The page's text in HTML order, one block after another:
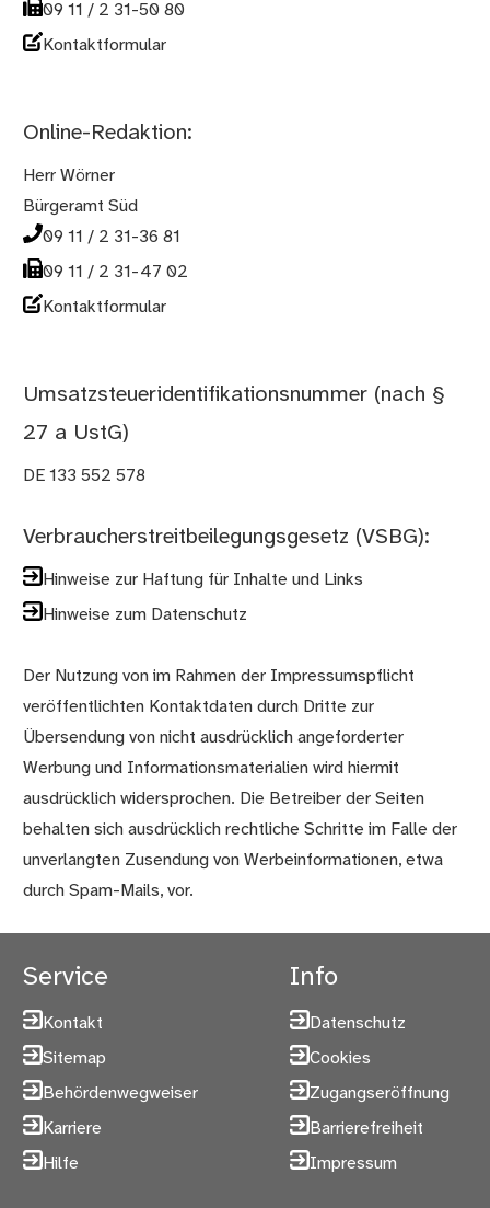
09 11 / 2 31-50 80
Kontaktformular
Online-Redaktion:
Herr Wörner
Bürgeramt Süd
09 11 / 2 31-36 81
09 11 / 2 31-47 02
Kontaktformular
Umsatz­steuer­identifi­kations­nummer (nach §
27 a UstG)
DE 133 552 578
Verbraucher­streit­bei­legungs­gesetz (VSBG):
Hinweise zur Haftung für Inhalte und Links
Hinweise zum Datenschutz
Der Nutzung von im Rahmen der Impressumspflicht
veröffentlichten Kontaktdaten durch Dritte zur
Übersendung von nicht ausdrücklich angeforderter
Werbung und Informationsmaterialien wird hiermit
ausdrücklich widersprochen. Die Betreiber der Seiten
behalten sich ausdrücklich rechtliche Schritte im Falle der
unverlangten Zusendung von Werbeinformationen, etwa
durch Spam-Mails, vor.
Service
Kontakt
Sitemap
Behördenwegweiser
Karriere
Hilfe
Info
Datenschutz
Cookies
Zugangseröffnung
Barrierefreiheit
Impressum